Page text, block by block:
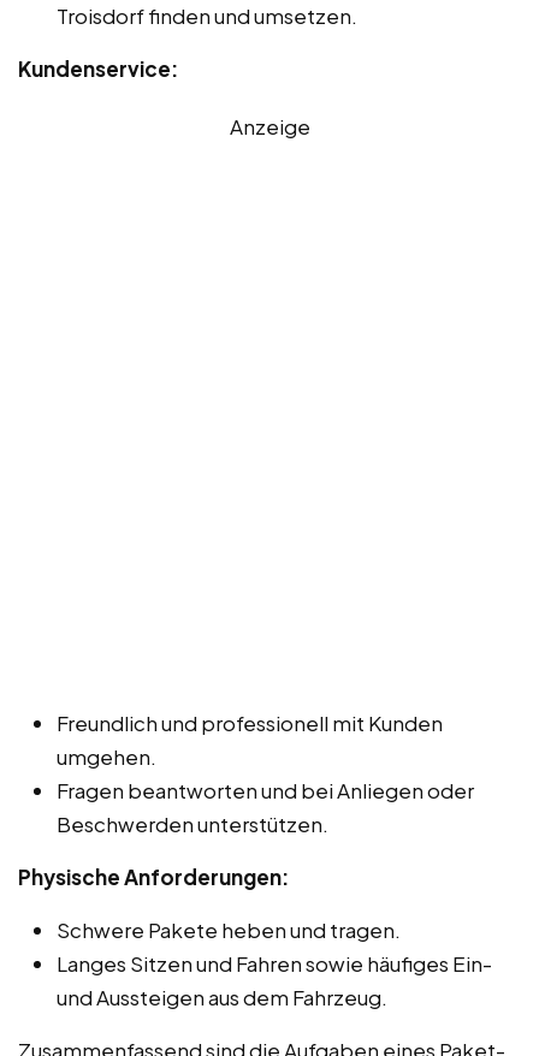
Troisdorf finden und umsetzen.
Kundenservice:
Anzeige
Freundlich und professionell mit Kunden
umgehen.
Fragen beantworten und bei Anliegen oder
Beschwerden unterstützen.
Physische Anforderungen:
Schwere Pakete heben und tragen.
Langes Sitzen und Fahren sowie häufiges Ein-
und Aussteigen aus dem Fahrzeug.
Zusammenfassend sind die Aufgaben eines Paket-